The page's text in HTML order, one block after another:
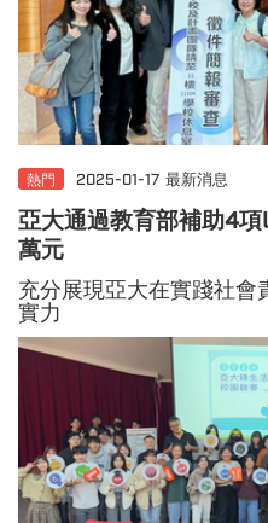
熱門 2025-01-17 最新消息
亞大通過教育部補助4
萬元
充分展現亞大在實踐社會
實力